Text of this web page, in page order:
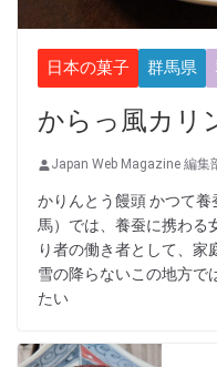
日本の菓子 群馬県
からっ風カリ
Japan Web Magazine 編集
かりんとう饅頭 かつて
馬）では、養蚕に携わる
り者の働き者として、家
雪の降らないこの地方で
たい